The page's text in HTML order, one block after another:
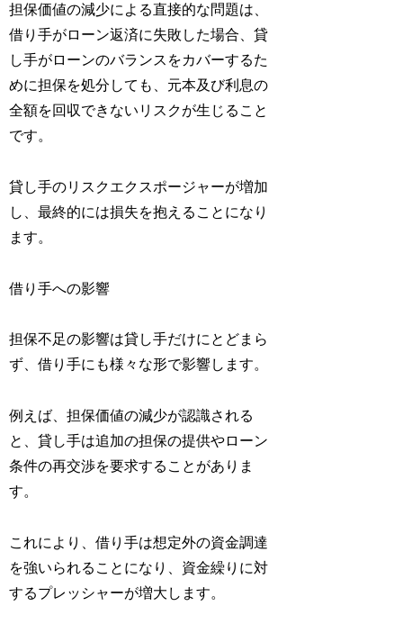
担保価値の減少による直接的な問題は、
借り手がローン返済に失敗した場合、貸
し手がローンのバランスをカバーするた
めに担保を処分しても、元本及び利息の
全額を回収できないリスクが生じること
です。
貸し手のリスクエクスポージャーが増加
し、最終的には損失を抱えることになり
ます。
借り手への影響
担保不足の影響は貸し手だけにとどまら
ず、借り手にも様々な形で影響します。
例えば、担保価値の減少が認識される
と、貸し手は追加の担保の提供やローン
条件の再交渉を要求することがありま
す。
これにより、借り手は想定外の資金調達
を強いられることになり、資金繰りに対
するプレッシャーが増大します。